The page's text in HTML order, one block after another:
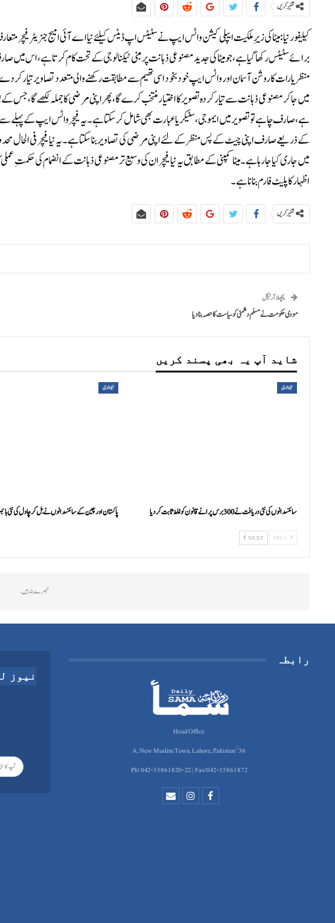
شئیر کریں
کیلیفورنیا: میٹا کی زیرِ ملکیت ایپلی کیشن واٹس ایپ نے سٹیٹس اپ ڈیٹس کیلئے نیا اے آئی امیج جنریٹر
برائے سٹیٹس رکھا گیا ہے، جو میٹا کی جدید مصنوعی ذہانت پر مبنی ٹیکنالوجی کے تحت کام کرتا ہے، اس
منظر یا رات کا روشن آسمان اور واٹس ایپ خود بخود اسی تھیم سے مطابقت رکھنے والی متعدد تصاویر
میں جا کر مصنوعی ذہانت سے تیار کردہ تصویر کا اختیار منتخب کرے گا، پھر اپنی مرضی کا جملہ لکھے گا،
ہے، صارف چاہے تو تصویر میں ایموجی، سٹیکر یا عبارت بھی شامل کر سکتا ہے۔یہ فیچر واٹس ایپ کے پہلے
کے ذریعے صارف اپنی چیٹ کے پس منظر کے لئے اپنی مرضی کی تصاویر بنا سکتا ہے۔یہ نیا فیچر فی الحال
میں جاری کیا جا رہا ہے۔میٹا کمپنی کے مطابق یہ نیا فیچر ان کی وسیع تر مصنوعی ذہانت کے انضمام کی
اظہار کا پلیٹ فارم بنانا ہے۔
شئیر کریں
پچھلا آرٹیکل
مودی حکومت نے مسلم دشمنی کو سیاست کا حصہ بنا دیا
شاید آپ یہ بھی پسند کریں
ٹیکنالوجی
سائنسدانوں کی نئی دریافت نے 300 برس پرانے قانون کو غلط ثابت کر دیا
ٹیکنالوجی
پاکستان اور چین کے سائنسدانوں نے مِل کر چاول کی نئی
NEXT
تبصرے بند ہیں.
رابطہ
Head Office
36/A, New Muslim Town, Lahore, Pakistan
Ph: 042-35861820-22 | Fax:042-35861872
نیوز